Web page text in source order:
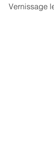
Vernissage